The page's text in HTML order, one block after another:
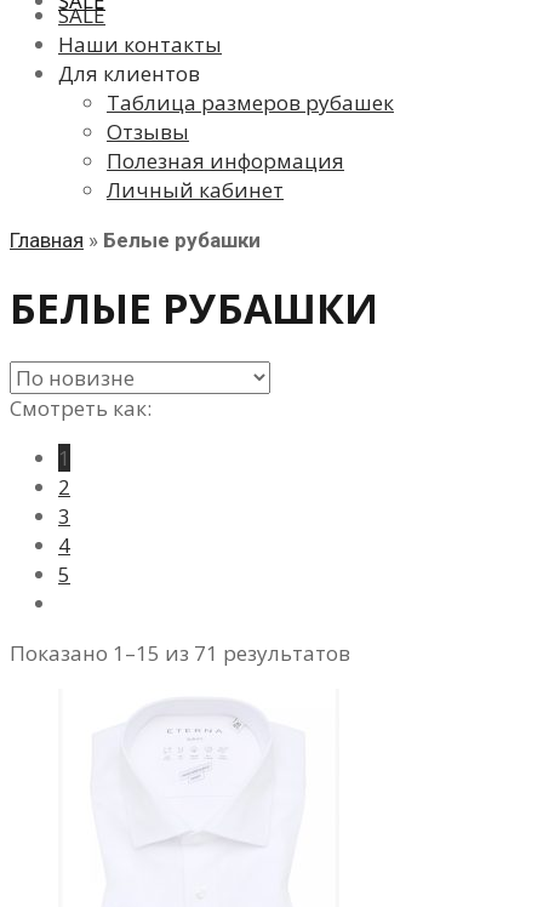
SALE
Наши контакты
Для клиентов
Таблица размеров рубашек
Отзывы
Полезная информация
Личный кабинет
Главная » Белые рубашки
БЕЛЫЕ РУБАШКИ
Смотреть как:
1
2
3
4
5
Показано 1–15 из 71 результатов